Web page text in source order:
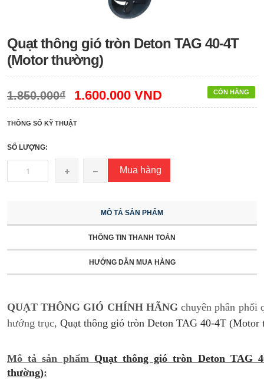
Quạt thông gió tròn Deton TAG 40-4T
(Motor thường)
CÒN HÀNG
1.850.000₫ 1.600.000 VND
THÔNG SỐ KỸ THUẬT
SỐ LƯỢNG:
Mua hàng
MÔ TẢ SẢN PHẨM
THÔNG TIN THANH TOÁN
HƯỚNG DẪN MUA HÀNG
QUẠT THÔNG GIÓ CHÍNH HÃNGchuyên phân phối
hướng trục, Quạt thông gió tròn Deton TAG 40-4T (Motor
Mô tả sản phẩm Quạt thông gió tròn Deton TAG
thường):